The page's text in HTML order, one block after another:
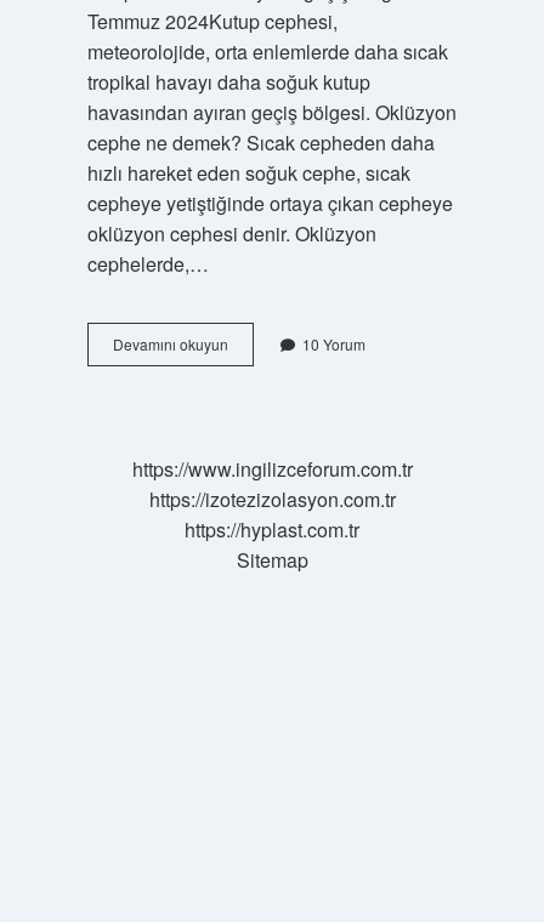
Temmuz 2024Kutup cephesi,
meteorolojide, orta enlemlerde daha sıcak
tropikal havayı daha soğuk kutup
havasından ayıran geçiş bölgesi. Oklüzyon
cephe ne demek? Sıcak cepheden daha
hızlı hareket eden soğuk cephe, sıcak
cepheye yetiştiğinde ortaya çıkan cepheye
oklüzyon cephesi denir. Oklüzyon
cephelerde,…
Devamını okuyunDuralar
Cephe
10 Yorum
https://www.ingilizceforum.com.tr
https://izotezizolasyon.com.tr
https://hyplast.com.tr
Sitemap